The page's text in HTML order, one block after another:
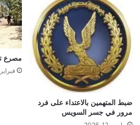
ضبط المتهمين بالاعتداء على فرد
مرور في جسر السويس
مصرع
فبراير 11, 2026